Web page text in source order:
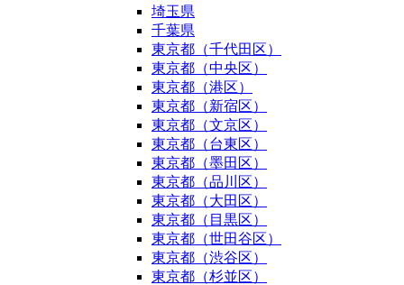
埼玉県
千葉県
東京都（千代田区）
東京都（中央区）
東京都（港区）
東京都（新宿区）
東京都（文京区）
東京都（台東区）
東京都（墨田区）
東京都（品川区）
東京都（大田区）
東京都（目黒区）
東京都（世田谷区）
東京都（渋谷区）
東京都（杉並区）